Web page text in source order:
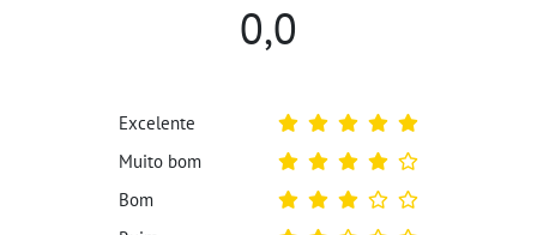
0,0
Excelente
Muito bom
Bom